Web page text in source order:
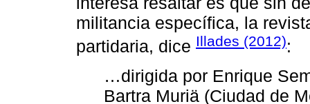
militancia específica, la
partidaria, dice Illades (2012):
…dirigida por Enrique
Bartra Muriä (Ciudad de